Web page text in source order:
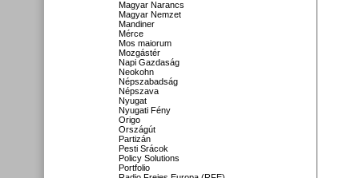
Magyar Narancs
Magyar Nemzet
Mandiner
Mérce
Mos maiorum
Mozgástér
Napi Gazdaság
Neokohn
Népszabadság
Népszava
Nyugat
Nyugati Fény
Origo
Országút
Partizán
Pesti Srácok
Policy Solutions
Portfolio